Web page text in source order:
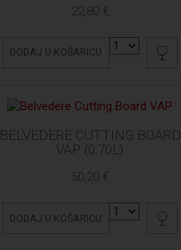
22,80 €
DODAJ U KOŠARICU
BELVEDERE CUTTING BOARD
VAP (0,70L)
50,20 €
DODAJ U KOŠARICU